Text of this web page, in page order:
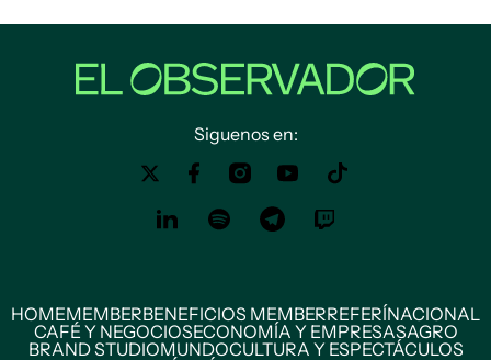
Siguenos en:
HOMEMEMBERBENEFICIOS MEMBERREFERÍNACIONAL
CAFÉ Y NEGOCIOSECONOMÍA Y EMPRESASAGRO
BRAND STUDIOMUNDOCULTURA Y ESPECTÁCULOS